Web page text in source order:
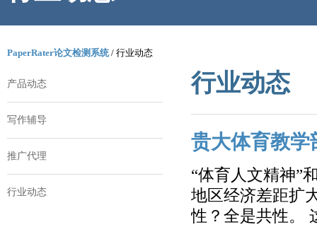
PaperRater论文检测系统/ 行业动态
产品动态
写作辅导
推广代理
行业动态
行业动态
贵大体育教学
“体育人文精神”
地区经济差距扩
性？全是共性。